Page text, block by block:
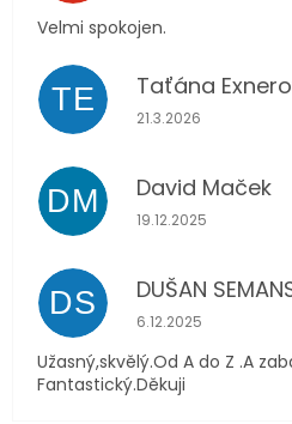
Velmi spokojen.
TE Taťána
Hodnocení
21.3.2026
DM David Maček
Hodnocení
19.12.2025
DS DUŠAN
Hodnocení
6.12.2025
Užasný,skvělý.Od A do Z .A
Fantastický.Děkuji